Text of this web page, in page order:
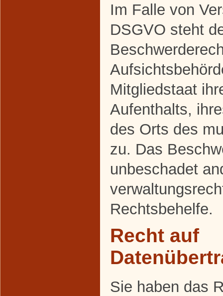
Im Falle von
DSGVO steht
Mitgliedstaat
Aufenthalts,
des Orts des
zu. Das
unbeschadet
Rechtsbehelfe.
Recht auf
Sie haben das